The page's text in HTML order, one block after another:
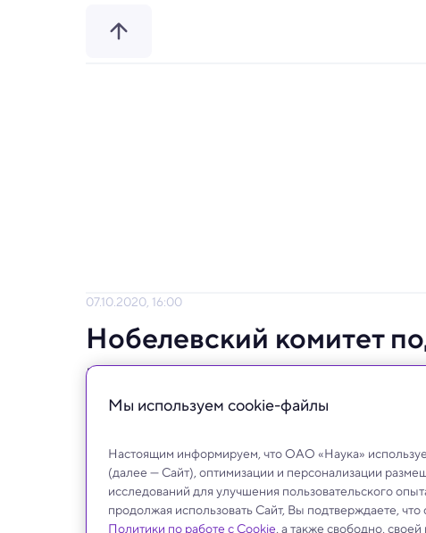
07.10.2020, 16:00
Нобелевский комитет
генома человека
Нобелевка по химии обостряет ряд этических
Мы используем сookie-файлы
Настоящим информируем, что ОАО «Наука»
(далее — Сайт), оптимизации и персонализации
исследований для улучшения пользовательского
продолжая использовать Сайт, Вы подтверждаете,
Политики по работе с Cookie, а также свободно,